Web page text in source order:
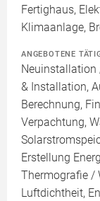
Fertighaus,
Klimaanlage,
ANGEBOTENE
Neuinstallation
& Installation,
Berechnung,
Verpachtung,
Erstellung
Thermografie /
Luftdichtheit,